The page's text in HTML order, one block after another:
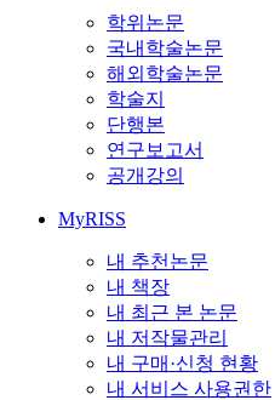
학위논문
국내학술논문
해외학술논문
학술지
단행본
연구보고서
공개강의
MyRISS
내 추천논문
내 책장
내 최근 본 논문
내 저작물관리
내 구매·신청 현황
내 서비스 사용권한